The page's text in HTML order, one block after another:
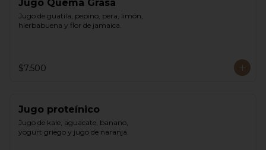
Jugo Quema Grasa
Jugo de guatila, pepino, pera, limón,
hierbabuena y flor de jamaica.
$7.500
Jugo proteínico
Jugo de kale, aguacate, banano,
yogurt griego y jugo de naranja.